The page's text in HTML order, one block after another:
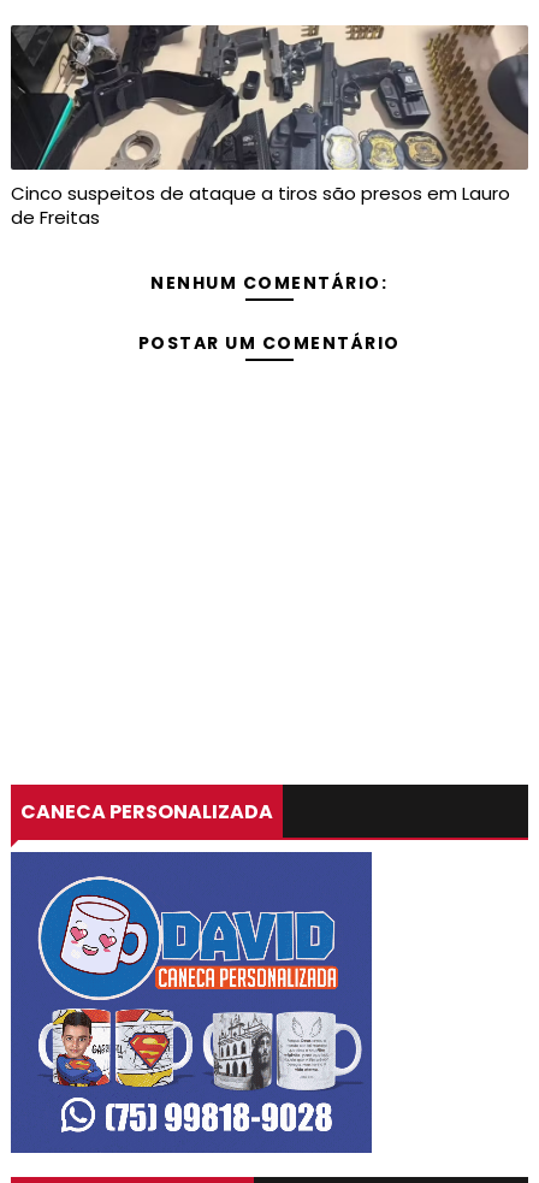
Cinco suspeitos de ataque a tiros são presos em Lauro
de Freitas
NENHUM COMENTÁRIO:
POSTAR UM COMENTÁRIO
CANECA PERSONALIZADA